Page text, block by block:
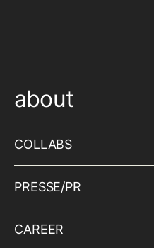
about
COLLABS
PRESSE/PR
CAREER